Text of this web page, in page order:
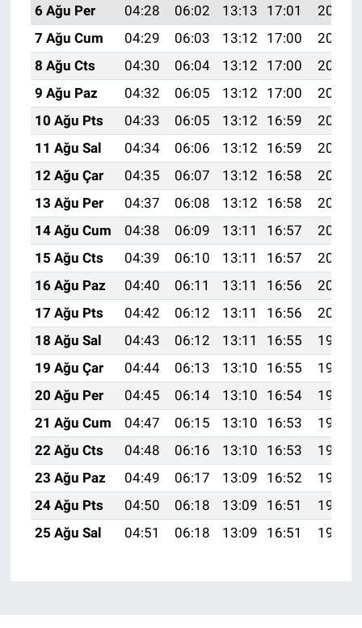
6 Ağu Per
04:28 06:02 13:13 17:01
20:13
7 Ağu Cum
04:29 06:03 13:12 17:00
20:12
8 Ağu Cts
04:30 06:04 13:12 17:00
20:11
9 Ağu Paz
04:32 06:05 13:12 17:00
20:10
10 Ağu Pts
04:33 06:05 13:12 16:59
20:09
11 Ağu Sal
04:34 06:06 13:12 16:59
20:08
12 Ağu Çar
04:35 06:07 13:12 16:58
20:06
13 Ağu Per
04:37 06:08 13:12 16:58
20:05
14 Ağu Cum
04:38 06:09 13:11 16:57
20:04
15 Ağu Cts
04:39 06:10 13:11 16:57
20:03
16 Ağu Paz
04:40 06:11 13:11 16:56
20:01
17 Ağu Pts
04:42 06:12 13:11 16:56
20:00
18 Ağu Sal
04:43 06:12 13:11 16:55
19:59
19 Ağu Çar
04:44 06:13 13:10 16:55
19:58
20 Ağu Per
04:45 06:14 13:10 16:54
19:56
21 Ağu Cum
04:47 06:15 13:10 16:53
19:55
22 Ağu Cts
04:48 06:16 13:10 16:53
19:53
23 Ağu Paz
04:49 06:17 13:09 16:52
19:52
24 Ağu Pts
04:50 06:18 13:09 16:51
19:51
25 Ağu Sal
04:51 06:18 13:09 16:51 19:49